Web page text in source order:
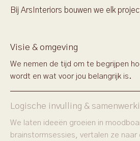
Bij ArsInteriors bouwen we elk
Visie & omgeving
We nemen de tijd om te begrijpen
wordt en wat voor jou belangrijk is.
Logische invulling &
We laten ideeën groeien in
brainstormsessies, vertalen ze naar